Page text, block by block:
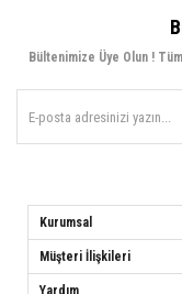
Bültenimize Üye Olun !
Kurumsal
Müşteri İlişkileri